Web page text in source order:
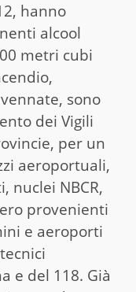
hanno
alcool
metri cubi
sono
dei Vigili
per un
aeroportuali,
nuclei NBCR,
provenienti
e aeroporti
e del 118. Già